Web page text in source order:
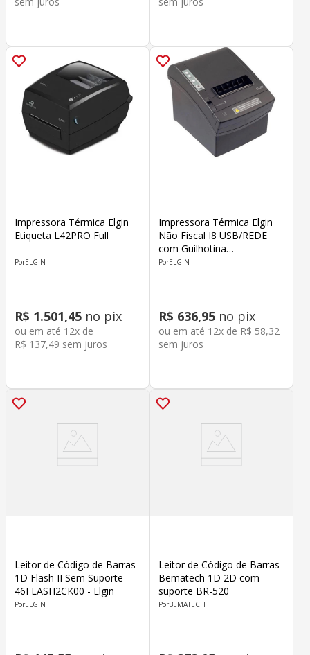
Impressora Térmica Elgin
Etiqueta L42PRO Full
ELGIN
R$ 1.501,45 no pix
ou em até 12x de
R$ 137,49 sem juros
Impressora Térmica Elgin
Não Fiscal I8 USB/REDE
com Guilhotina
46I8USECKD09
ELGIN
R$ 636,95 no pix
ou em até 12x de R$ 58,32
sem juros
Leitor de Código de Barras
1D Flash II Sem Suporte
46FLASH2CK00 - Elgin
ELGIN
Leitor de Código de Barras
Bematech 1D 2D com
suporte BR-520
BEMATECH